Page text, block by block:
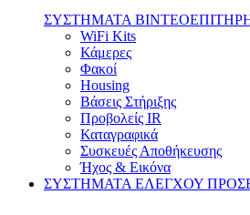
ΣΥΣΤΗΜΑΤΑ
WiFi Kits
Κάμερες
Φακοί
Housing
Βάσεις Στήριξης
Προβολείς IR
Καταγραφικά
Συσκευές Αποθήκευσης
Ήχος & Εικόνα
ΣΥΣΤΗΜΑΤΑ ΕΛΕΓΧΟΥ